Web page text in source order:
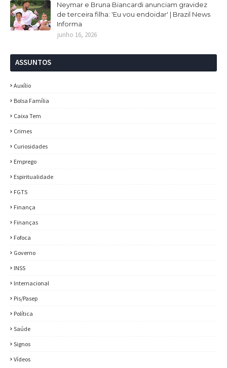
Neymar e Bruna Biancardi anunciam gravidez
de terceira filha: 'Eu vou endoidar' | Brazil News
Informa
junho 16, 2026
ASSUNTOS
Auxílio
Bolsa Família
Caixa Tem
Crimes
Curiosidades
Emprego
Espiritualidade
FGTS
Finança
Finanças
Fofoca
Governo
INSS
Internacional
Pis/Pasep
Política
Saúde
Signos
Vídeos